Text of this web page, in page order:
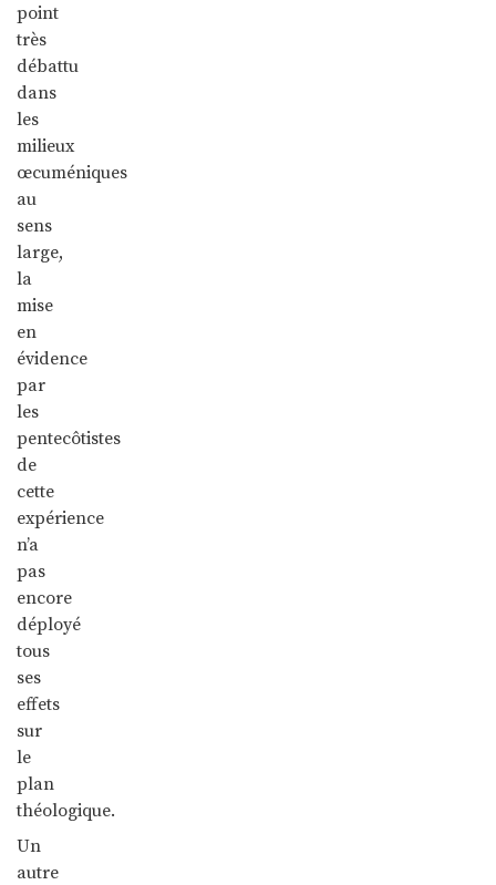
point
très
débattu
dans
les
milieux
œcuméniques
au
sens
large,
la
mise
en
évidence
par
les
pentecôtistes
de
cette
expérience
n’a
pas
encore
déployé
tous
ses
effets
sur
le
plan
théologique.
Un
autre